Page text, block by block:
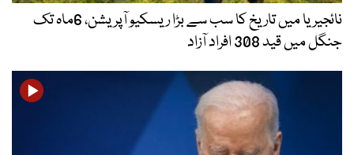
نائجیریا میں تاریخ کا سب سے بڑا ریسکیو آپریشن، 6ماہ تک
جنگل میں قید 308 افراد آزاد